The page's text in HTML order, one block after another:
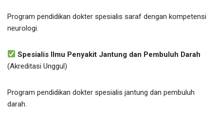
Program pendidikan dokter spesialis saraf dengan kompetensi
neurologi.
Spesialis Ilmu Penyakit Jantung dan Pembuluh Darah
(Akreditasi Unggul)
Program pendidikan dokter spesialis jantung dan pembuluh
darah.